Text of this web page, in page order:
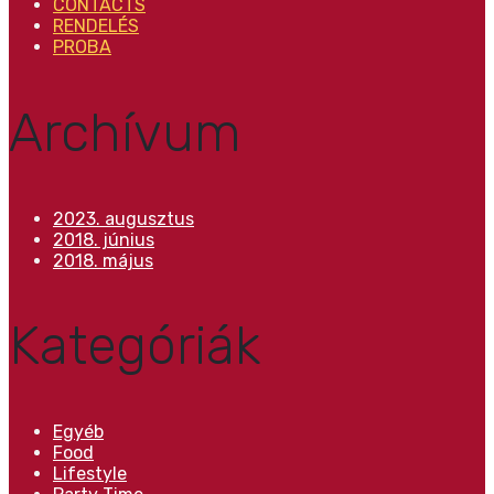
CONTACTS
RENDELÉS
PROBA
Archívum
2023. augusztus
2018. június
2018. május
Kategóriák
Egyéb
Food
Lifestyle